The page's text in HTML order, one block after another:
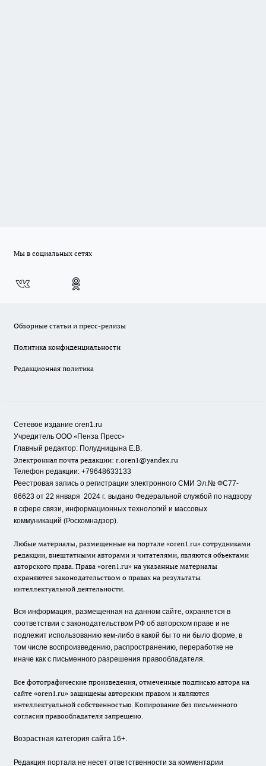
Мы в социальных сетях
Обзорные статьи и пресс-релизы
Политика конфиденциальности
Редакционная политика
Сетевое издание oren1.ru
Учредитель ООО «Пенза Пресс»
Главный редактор: Полудницына Е.В.
Электронная почта редакции: r.oren1@yandex.ru
Телефон редакции: +79648633133
Реестровая запись о регистрации электронного СМИ Эл.№ ФС77-
86623 от 22 января 2024 г. выдано Федеральной службой по надзору
в сфере связи, информационных технологий и массовых
коммуникаций (Роскомнадзор).
Любые материалы, размещенные на портале «oren1.ru» сотрудниками
редакции, внештатными авторами и читателями, являются объектами
авторского права. Права «oren1.ru» на указанные материалы
охраняются законодательством о правах на результаты
интеллектуальной деятельности.
Вся информация, размещенная на данном сайте, охраняется в
соответствии с законодательством РФ об авторском праве и не
подлежит использованию кем-либо в какой бы то ни было форме, в
том числе воспроизведению, распространению, переработке не
иначе как с письменного разрешения правообладателя.
Все фотографические произведения, отмеченные подписью автора на
сайте «oren1.ru» защищены авторским правом и являются
интеллектуальной собственностью. Копирование без письменного
согласия правообладателя запрещено.
Возрастная категория сайта 16+.
Редакция портала не несет ответственности за комментарии